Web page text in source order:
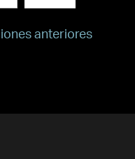
anteriores